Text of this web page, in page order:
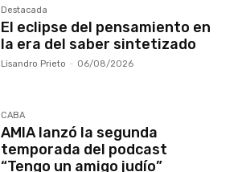
Destacada
El eclipse del pensamiento en
la era del saber sintetizado
Lisandro Prieto - 06/08/2026
CABA
AMIA lanzó la segunda
temporada del podcast
“Tengo un amigo judío”